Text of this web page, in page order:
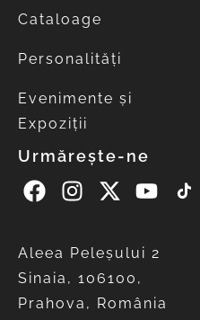
Cataloage
Personalități
Evenimente și
Expoziții
Urmărește-ne
Aleea Peleşului 2
Sinaia, 106100,
Prahova, România